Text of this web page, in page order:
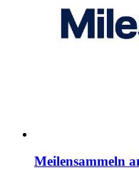
Meilensammeln